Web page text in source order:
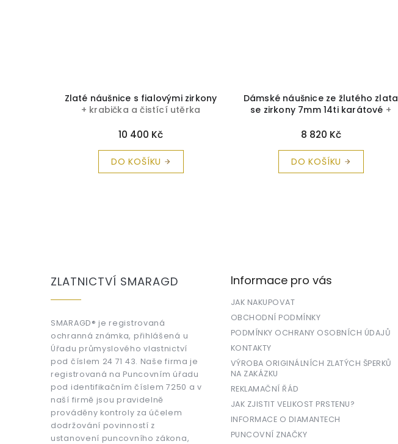
Zlaté náušnice s fialovými zirkony
+ krabička a čistící utěrka
10 400 Kč
DO KOŠÍKU
Dámské náušnice ze žlutého zlata
se zirkony 7mm 14ti karátové +
8 820 Kč
DO KOŠÍKU
ZLATNICTVÍ SMARAGD
SMARAGD® je registrovaná
ochranná známka, přihlášená u
Úřadu průmyslového vlastnictví
pod číslem 24 71 43. Naše firma je
registrovaná na Puncovním úřadu
pod identifikačním číslem 7250 a v
naší firmě jsou pravidelně
prováděny kontroly za účelem
dodržování povinností z
ustanovení puncovního zákona,
Informace pro vás
JAK NAKUPOVAT
OBCHODNÍ PODMÍNKY
PODMÍNKY OCHRANY OSOBNÍCH ÚDAJŮ
KONTAKTY
VÝROBA ORIGINÁLNÍCH ZLATÝCH ŠPERKŮ
NA ZAKÁZKU
REKLAMAČNÍ ŘÁD
JAK ZJISTIT VELIKOST PRSTENU?
INFORMACE O DIAMANTECH
PUNCOVNÍ ZNAČKY